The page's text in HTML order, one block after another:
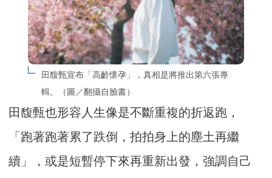
田馥甄宣布「高齡懷孕」，真相是將推出第六張專
輯。（圖／翻攝自臉書）
田馥甄也形容人生像是不斷重複的折返跑，
「跑著跑著累了跌倒，拍拍身上的塵土再繼
續」，或是短暫停下來再重新出發，強調自己